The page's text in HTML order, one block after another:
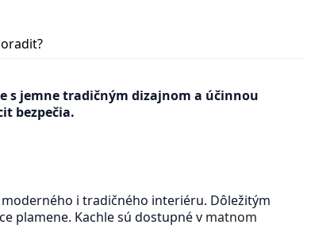
s jemne tradičným dizajnom a účinnou
bezpečia.
i tradičného interiéru. Dôležitým
plamene. Kachle sú dostupné v matnom